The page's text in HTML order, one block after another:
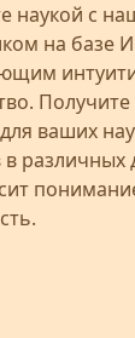
наукой с
на базе
ваших
различных